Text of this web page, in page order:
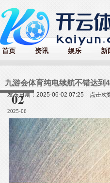
首页 资讯 娱乐 新
02
2025-06
九游会体育纯电续航不错达到
发布日期：2025-06-02 07:25 点击次